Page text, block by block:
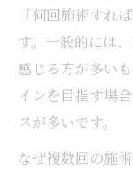
「何回施術すれ
す。一般的には
感じる方が多い
インを目指す場
スが多いです。
なぜ複数回の施